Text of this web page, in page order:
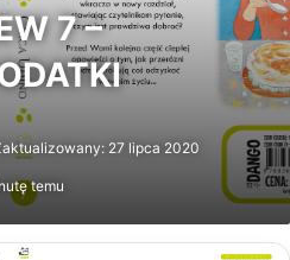
7 –
27 lipca 2020
temu